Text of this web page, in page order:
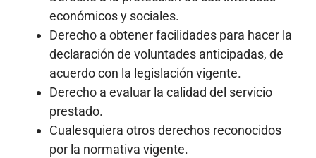
económicos y sociales.
Derecho a obtener facilidades para hacer la
declaración de voluntades anticipadas, de
acuerdo con la legislación vigente.
Derecho a evaluar la calidad del servicio
prestado.
Cualesquiera otros derechos reconocidos
por la normativa vigente.